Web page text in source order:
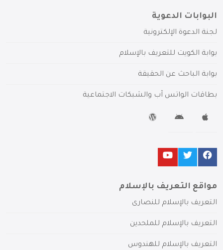
البوابات الدعوية
لجنة الدعوة الإلكترونية
بوابة الكويت للتعريف بالإسلام
بوابة الباحث عن الحقيقة
بطاقات الواتس آب والشبكات الاجتماعية
مواقع التعريف بالإسلام
التعريف بالإسلام للنصارى
التعريف بالإسلام للملحدين
التعريف بالإسلام للهندوس